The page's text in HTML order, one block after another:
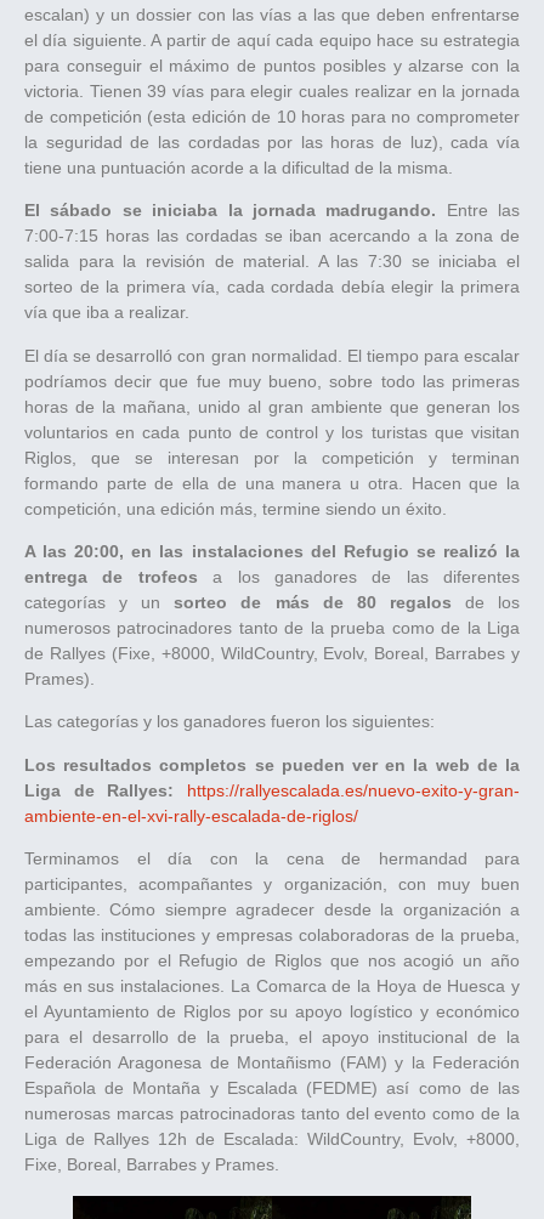
escalan) y un dossier con las vías a las que deben enfrentarse
el día siguiente. A partir de aquí cada equipo hace su estrategia
para conseguir el máximo de puntos posibles y alzarse con la
victoria. Tienen 39 vías para elegir cuales realizar en la jornada
de competición (esta edición de 10 horas para no comprometer
la seguridad de las cordadas por las horas de luz), cada vía
tiene una puntuación acorde a la dificultad de la misma.
El sábado se iniciaba la jornada madrugando. Entre las
7:00-7:15 horas las cordadas se iban acercando a la zona de
salida para la revisión de material. A las 7:30 se iniciaba el
sorteo de la primera vía, cada cordada debía elegir la primera
vía que iba a realizar.
El día se desarrolló con gran normalidad. El tiempo para escalar
podríamos decir que fue muy bueno, sobre todo las primeras
horas de la mañana, unido al gran ambiente que generan los
voluntarios en cada punto de control y los turistas que visitan
Riglos, que se interesan por la competición y terminan
formando parte de ella de una manera u otra. Hacen que la
competición, una edición más, termine siendo un éxito.
A las 20:00, en las instalaciones del Refugio se realizó la
entrega de trofeos a los ganadores de las diferentes
categorías y unsorteo de más de 80 regalos de los
numerosos patrocinadores tanto de la prueba como de la Liga
de Rallyes (Fixe, +8000, WildCountry, Evolv, Boreal, Barrabes y
Prames).
Las categorías y los ganadores fueron los siguientes:
Los resultados completos se pueden ver en la web de la
Liga de Rallyes: https://rallyescalada.es/nuevo-exito-y-gran-
ambiente-en-el-xvi-rally-escalada-de-riglos/
Terminamos el día con la cena de hermandad para
participantes, acompañantes y organización, con muy buen
ambiente. Cómo siempre agradecer desde la organización a
todas las instituciones y empresas colaboradoras de la prueba,
empezando por el Refugio de Riglos que nos acogió un año
más en sus instalaciones. La Comarca de la Hoya de Huesca y
el Ayuntamiento de Riglos por su apoyo logístico y económico
para el desarrollo de la prueba, el apoyo institucional de la
Federación Aragonesa de Montañismo (FAM) y la Federación
Española de Montaña y Escalada (FEDME) así como de las
numerosas marcas patrocinadoras tanto del evento como de la
Liga de Rallyes 12h de Escalada: WildCountry, Evolv, +8000,
Fixe, Boreal, Barrabes y Prames.